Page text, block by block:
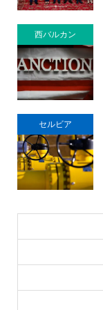
西バルカン
セルビア